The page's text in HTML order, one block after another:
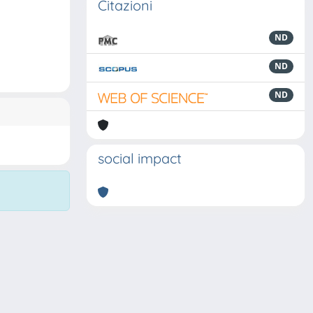
Citazioni
ND
ND
ND
social impact